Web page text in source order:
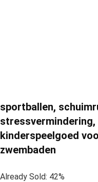
sportballen,
kinderspeelgoed
zwembaden
Already Sold: 42%